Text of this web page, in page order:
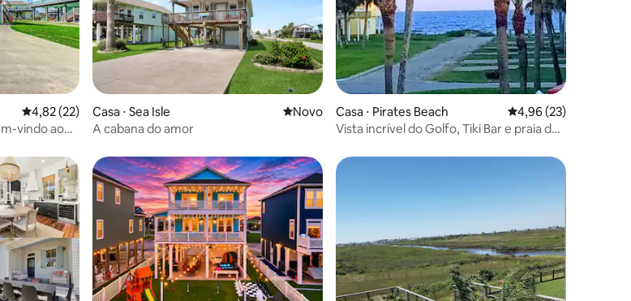
4,82 de uma avaliação média de 5, 22 avaliações
4,82 (22)
vindo ao
Casa ⋅ Sea Isle Novo lugar para ficar
Novo
A cabana do amor
Casa ⋅ Pirates Beach 4,96 de uma
4,96 (23)
Vista incrível do Golfo, Tiki Bar e praia dos